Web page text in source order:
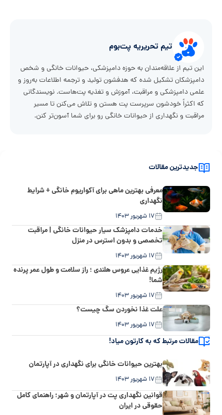
تیم تحریریه پت‌بوم
این تیم از علاقه‌مندان به حوزه دامپزشکی، حیوانات خانگی و شخص
دامپزشکان تشکیل شده که هدفشون تولید و ترجمه اطلاعات به‌روز و
علمی دامپزشکی و مراقبت، آموزش و تغذیه پت‌هاست. نویسندگانی
که اکثراً خودشون سرپرست پت هستن و تلاش می‌کنن تا مسیر
مراقبت و نگهداری از حیوانات خانگی رو برای شما آسون‌تر کنن.
جدیدترین مقالات
معرفی بهترین ماهی برای آکواریوم خانگی + شرایط
نگهداری
۱۷ شهریور ۱۴۰۳
خدمات دامپزشک سیار حیوانات خانگی | مراقبت
تخصصی و بدون استرس در منزل
۱۷ شهریور ۱۴۰۳
رژیم غذایی عروس هلندی ؛ راز سلامت و طول عمر پرنده
شما!
۱۷ شهریور ۱۴۰۳
علت غذا نخوردن سگ چیست؟
۱۷ شهریور ۱۴۰۳
مقالات مرتبط که به کارتون میاد!
بهترین حیوانات خانگی برای نگهداری در آپارتمان
۱۷ شهریور ۱۴۰۳
قوانین نگهداری پت در آپارتمان و شهر؛ راهنمای کامل
حقوقی در ایران